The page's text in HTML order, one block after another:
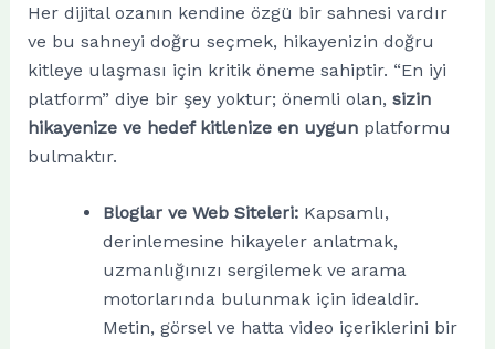
Her dijital ozanın kendine özgü bir sahnesi vardır
ve bu sahneyi doğru seçmek, hikayenizin doğru
kitleye ulaşması için kritik öneme sahiptir. “En iyi
platform” diye bir şey yoktur; önemli olan, sizin
hikayenize ve hedef kitlenize en uygunplatformu
bulmaktır.
Bloglar ve Web Siteleri:Kapsamlı,
derinlemesine hikayeler anlatmak,
uzmanlığınızı sergilemek ve arama
motorlarında bulunmak için idealdir.
Metin, görsel ve hatta video içeriklerini bir